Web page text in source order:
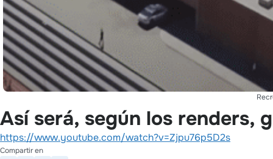
Así será, según los renders,
https://www.youtube.com/watch?v=Zjpu76p5D2s
Compartir en